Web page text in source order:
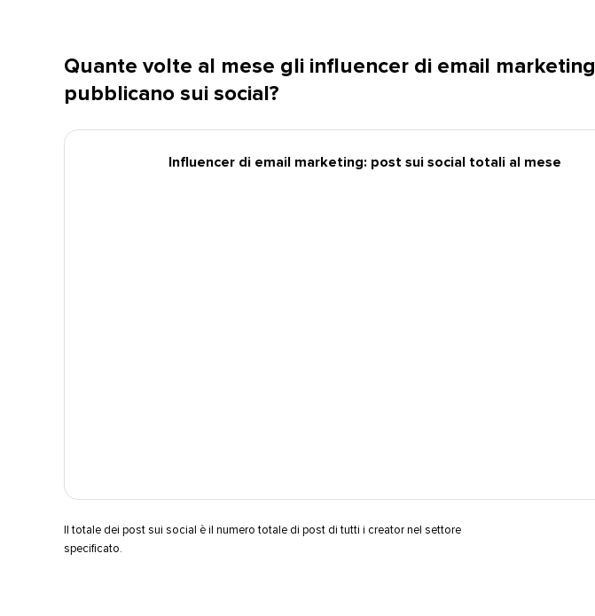
Quante volte al mese gli influencer di email marketing
pubblicano sui social?​​
Influencer di email marketing: post sui social totali al mese​​
Il totale dei post sui social è il numero totale di post di tutti i creator nel settore
specificato.​​